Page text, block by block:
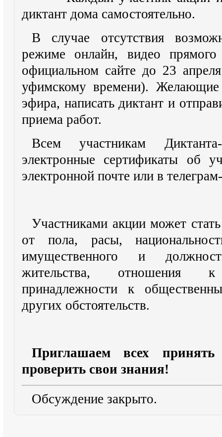
диктант дома самостоятельно.
В случае отсутствия
режиме онлайн, видео
официальном сайте до 23
уфимскому времени). Желающие
эфира, написать диктант и
приема работ.
Всем участникам
электронные сертификаты об
электронной почте или в
Участниками акции может
от пола, расы,
имущественного и
жительства, отношения
принадлежности к
других обстоятельств.
Приглашаем всех
проверить свои знания!
Обсуждение закрыто.